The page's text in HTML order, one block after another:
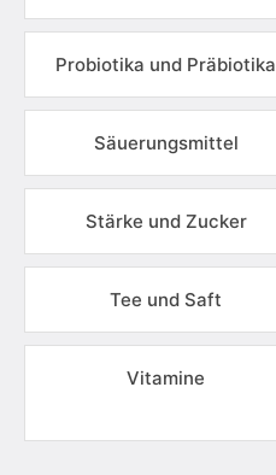
Probiotika und Präbiotika
Säuerungsmittel
Stärke und Zucker
Tee und Saft
Vitamine